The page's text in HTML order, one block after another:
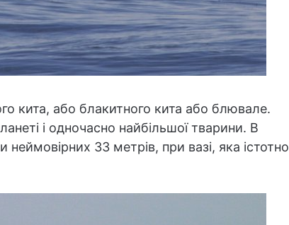
кита, або блакитного кита або блювале.
і одночасно найбільшої тварини. В
33 метрів, при вазі, яка істотно